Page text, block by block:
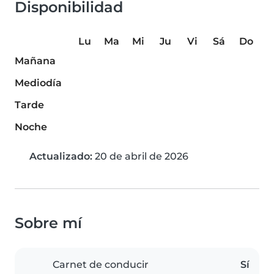
Disponibilidad
Lu Ma Mi Ju Vi Sá
Do
Mañana
Mediodía
Tarde
Noche
Actualizado: 20 de abril de 2026
Sobre mí
Carnet de conducir Sí